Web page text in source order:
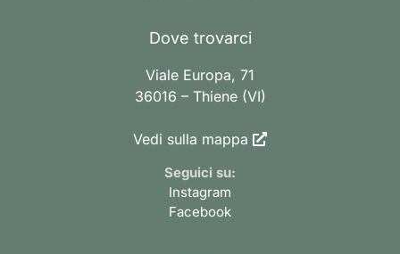
Dove trovarci
Viale Europa, 71
36016 – Thiene (VI)
Vedi sulla mappa
Seguici su:
Instagram
Facebook